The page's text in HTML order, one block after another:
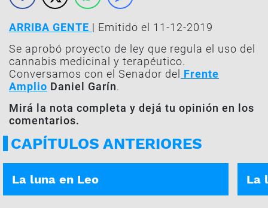
ARRIBA GENTE | Emitido el 11-12-2019
Se aprobó proyecto de ley que regula el uso del
cannabis medicinal y terapéutico.
Conversamos con el Senador del Frente
Amplio Daniel Garín.
Mirá la nota completa y dejá tu opinión en los
comentarios.
CAPÍTULOS ANTERIORES
ASÍ ES TU DÍA | 05-01-2026
La luna en Leo La